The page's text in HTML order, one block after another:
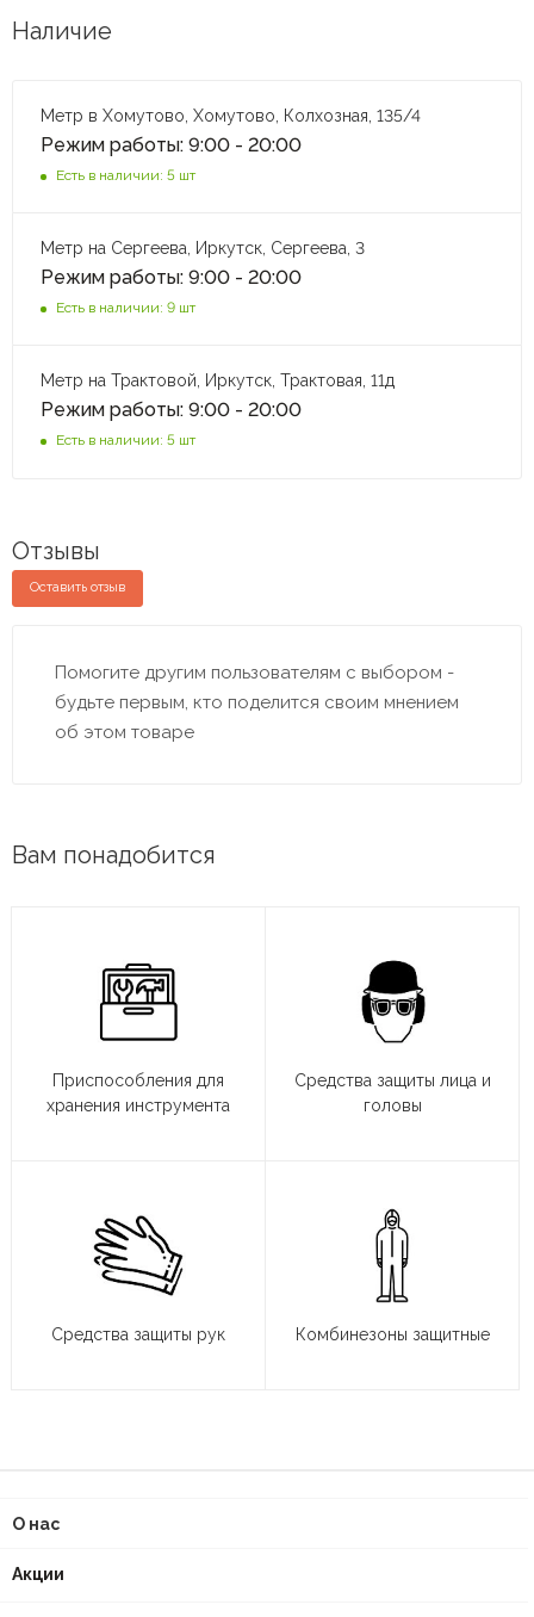
Наличие
Метр в Хомутово, Хомутово, Колхозная, 135/4
Режим работы: 9:00 - 20:00
Есть в наличии: 5 шт
Метр на Сергеева, Иркутск, Сергеева, 3
Режим работы: 9:00 - 20:00
Есть в наличии: 9 шт
Метр на Трактовой, Иркутск, Трактовая, 11д
Режим работы: 9:00 - 20:00
Есть в наличии: 5 шт
Отзывы
Оставить отзыв
Помогите другим пользователям с выбором -
будьте первым, кто поделится своим мнением
об этом товаре
Вам понадобится
Приспособления для
хранения инструмента
Средства защиты лица и
головы
Средства защиты рук Комбинезоны защитные
О нас
Акции